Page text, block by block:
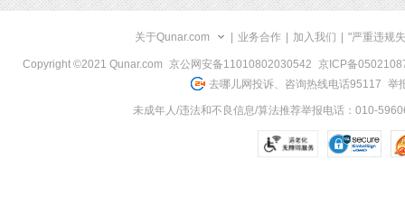
关于Qunar.com 业务合作 加入我们 "严重违规
Copyright ©2021 Qunar.com 京公网安备11010802030542
京ICP备
去哪儿网投诉、咨询热线电话95117 举
未成年人/违法和不良信息/算法推荐举报电话：010-